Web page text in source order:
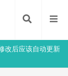
改后应该自动更新